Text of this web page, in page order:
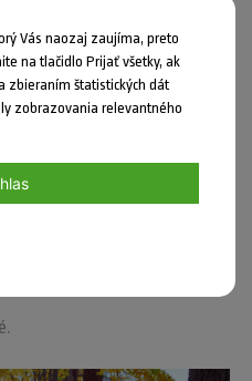
nový zákon na
Vás naozaj zaujíma, preto
na tlačidlo Prijať všetky, ak
zbieraním štatistických dát
zobrazovania relevantného